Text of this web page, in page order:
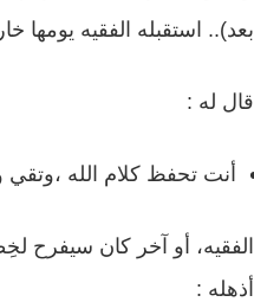
بعد).. استقبله الفقيه يومها
قال له :
أنت تحفظ كلام الله ،وتقي
الفقيه، أو آخر كان
أذهله :